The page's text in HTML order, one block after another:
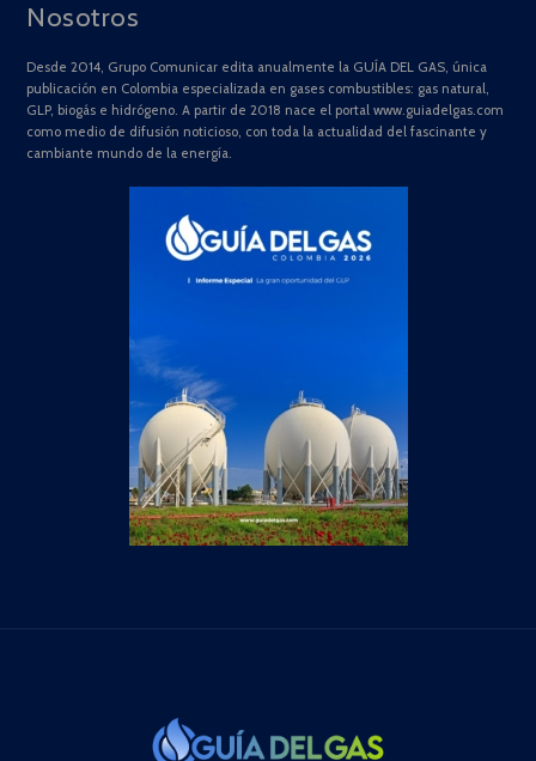
Nosotros
Desde 2014, Grupo Comunicar edita anualmente la GUÍA DEL GAS, única
publicación en Colombia especializada en gases combustibles: gas natural,
GLP, biogás e hidrógeno. A partir de 2018 nace el portal www.guiadelgas.com
como medio de difusión noticioso, con toda la actualidad del fascinante y
cambiante mundo de la energía.